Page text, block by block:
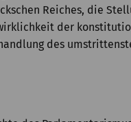
Reiches, die
der
des